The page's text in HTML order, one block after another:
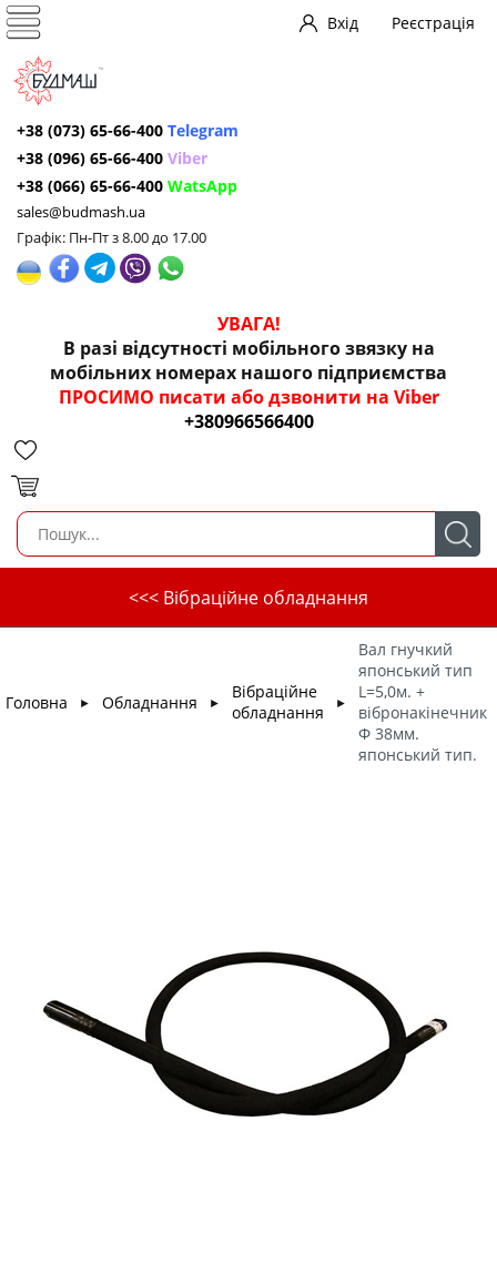
Вхід Реєстрація
+38 (073) 65-66-400 Telegram
+38 (096) 65-66-400 Viber
+38 (066) 65-66-400 WatsApp
sales@budmash.ua
Графік: Пн-Пт з 8.00 до 17.00
УВАГА!
В разі відсутності мобільного звязку на
мобільних номерах нашого підприємства
ПРОСИМО писати або дзвонити на Viber
+380966566400
<<< Вібраційне обладнання
Головна ► Обладнання ►
Вібраційне
обладнання
►
Вал гнучкий
японський тип
L=5,0м. +
вібронакінечник
Ф 38мм.
японський тип.